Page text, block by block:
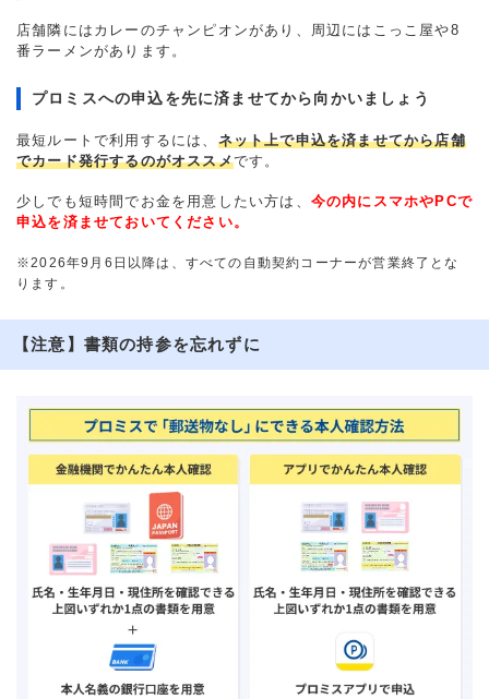
店舗隣にはカレーのチャンピオンがあり、周辺にはこっこ屋や8
番ラーメンがあります。
プロミスへの申込を先に済ませてから向かいましょう
最短ルートで利用するには、 ネット上で申込を済ませてから店舗
でカード発行するのがオススメです。
少しでも短時間でお金を用意したい方は、 今の内にスマホやPCで
申込を済ませておいてください。
※2026年9月6日以降は、すべての自動契約コーナーが営業終了とな
ります。
【注意】書類の持参を忘れずに